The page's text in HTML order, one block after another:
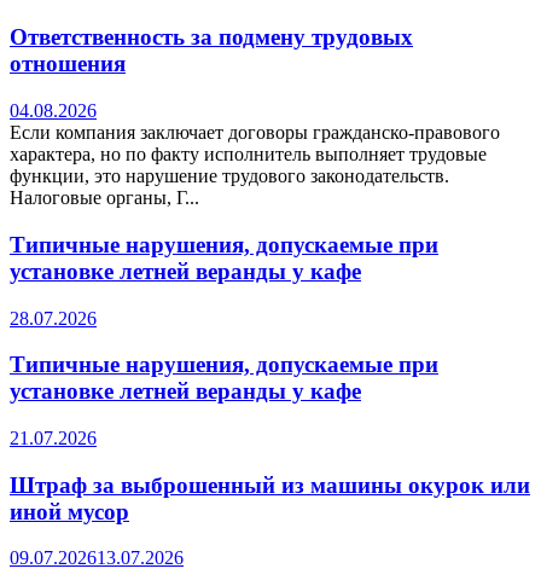
Ответственность за подмену трудовых
отношения
04.08.2026
Если компания заключает договоры гражданско-правового
характера, но по факту исполнитель выполняет трудовые
функции, это нарушение трудового законодательств.
Налоговые органы, Г...
Типичные нарушения, допускаемые при
установке летней веранды у кафе
28.07.2026
Типичные нарушения, допускаемые при
установке летней веранды у кафе
21.07.2026
Штраф за выброшенный из машины окурок или
иной мусор
09.07.202613.07.2026